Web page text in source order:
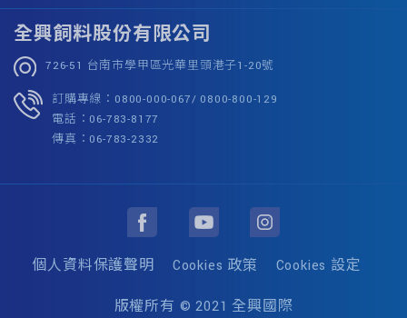
全興飼料股份有限公司
726-51 台南市學甲區光華里頭港子1-20號
訂購專線：0800-000-067/ 0800-800-129
電話：06-783-8177
傳真：06-783-2332
個人資料保護聲明 Cookies 政策 Cookies 設定
版權所有 © 2021 全興國際